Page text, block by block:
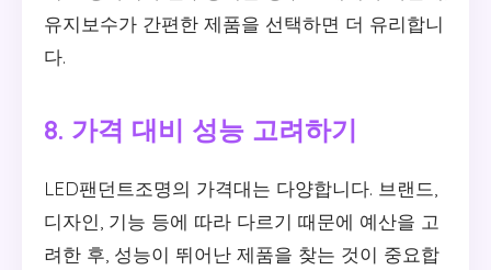
유지보수가 간편한 제품을 선택하면 더 유리합니
다.
8. 가격 대비 성능 고려하기
LED팬던트조명의 가격대는 다양합니다. 브랜드,
디자인, 기능 등에 따라 다르기 때문에 예산을 고
려한 후, 성능이 뛰어난 제품을 찾는 것이 중요합